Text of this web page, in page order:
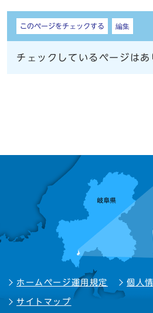
しおり
このページをチェックする 編集
チェックしているページはあ
ホームページ運用規定 個人
サイトマップ